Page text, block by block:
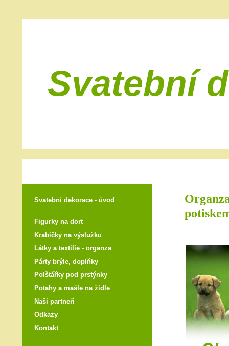
Svatební
Svatební dekorace - úvod
Figurky na dort
Krabičky na výslužku
Látky a textilie - organza
Párty brýle, doplňky
Polštářky pod prstýnky
Potahy a mašle na židle
Naši partneři
Odkazy
Kontakt